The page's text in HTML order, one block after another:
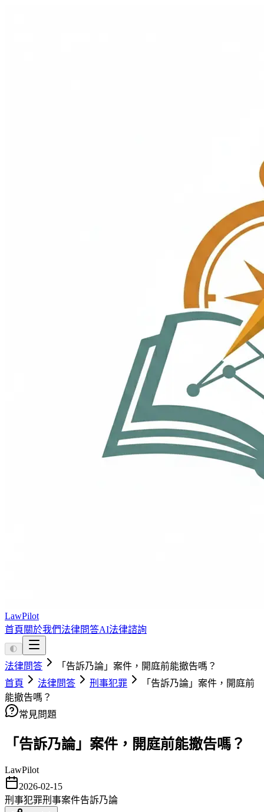
LawPilot
首頁 關於我們法律問答AI法律諮詢
🌓
法律問答
「告訴乃論」案件，開庭前能撤告嗎？
首頁
法律問答 刑事犯罪
「告訴乃論」案件，開庭前
能撤告嗎？
常見問題
「告訴乃論」案件，開庭前能撤告嗎？
LawPilot
2026-02-15
刑事犯罪刑事案件告訴乃論